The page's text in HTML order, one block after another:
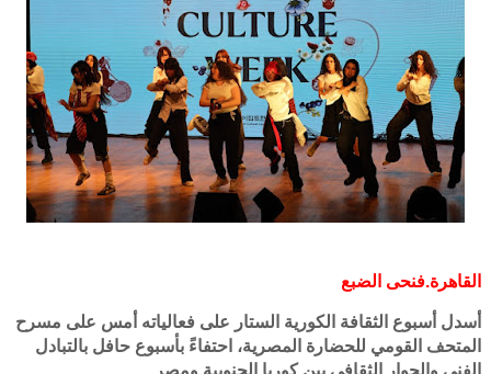
القاهرة.فنحى الضبع
أسدل أسبوع الثقافة الكورية الستار على فعالياته أمس على مسرح
المتحف القومي للحضارة المصرية، احتفاءً بأسبوع حافل بالتبادل
الفني والحوار الثقافي بين كوريا الجنوبية ومصر.